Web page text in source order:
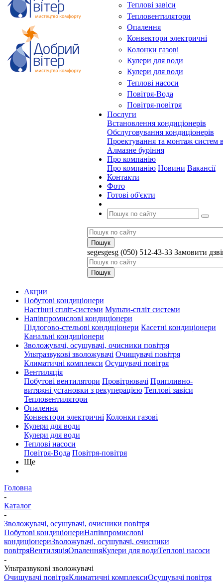
Теплові завіси
Тепловентилятори
Опалення
Конвектори электричні
Колонки газові
Кулери для води
Кулери для води
Теплові насоси
Повітря-Вода
Повітря-повітря
Послуги
Встановлення кондиціонерів
Обслуговування кондиціонерів
Проектування та монтаж систем
Алмазне буріння
Про компанію
Про компанію Новини Вакансії
Контакти
Фото
Готові об'єкти
segesgesg (050) 512-43-33 Замовити
Акции
Побутові кондиціонери
Настінні спліт-системи Мульти-спліт системи
Напівпромислові кондиціонери
Підлогово-стельові кондиціонери Касетні кондиціонери
Канальні кондиціонери
Зволожувачі, осушувачі, очисники повітря
Ультразвукові зволожувачі Очищувачі повітря
Климатичні комплекси Осушувачі повітря
Вентиляція
Побутові вентилятори Провітрювачі Припливно-
витяжні установки з рекуперацією Теплові завіси
Тепловентилятори
Опалення
Конвектори электричні Колонки газові
Кулери для води
Кулери для води
Теплові насоси
Повітря-Вода Повітря-повітря
Ще
Головна
-
Каталог
-
Зволожувачі, осушувачі, очисники повітря
Побутові кондиціонериНапівпромислові
кондиціонериЗволожувачі, осушувачі, очисники
повітряВентиляціяОпаленняКулери для водиТеплові насоси
-
Ультразвукові зволожувачі
Очищувачі повітряКлиматичні комплексиОсушувачі повітря